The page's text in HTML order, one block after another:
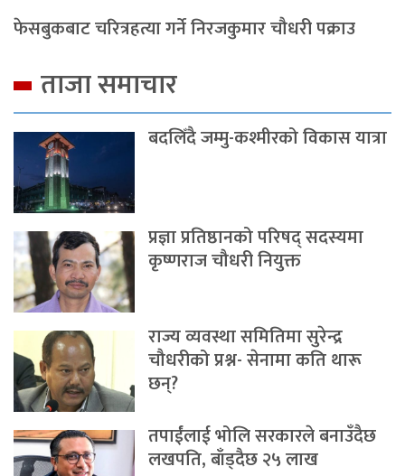
फेसबुकबाट चरित्रहत्या गर्ने निरजकुमार चौधरी पक्राउ
ताजा समाचार
बदलिँदै जम्मु-कश्मीरको विकास यात्रा
प्रज्ञा प्रतिष्ठानको परिषद् सदस्यमा
कृष्णराज चौधरी नियुक्त
राज्य व्यवस्था समितिमा सुरेन्द्र
चौधरीको प्रश्न- सेनामा कति थारू
छन्?
तपाईंलाई भोलि सरकारले बनाउँदैछ
लखपति, बाँड्दैछ २५ लाख